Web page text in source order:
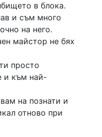
в блока.
и съм много
на него.
майстор не бях
просто
и към най-
на познати и
отново при